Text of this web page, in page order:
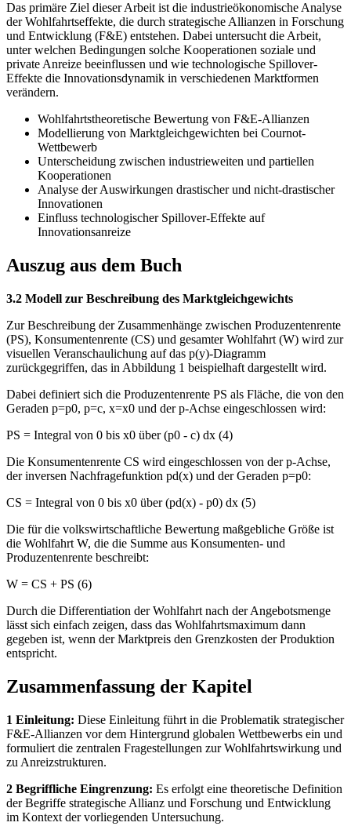
Das primäre Ziel dieser Arbeit ist die industrieökonomische Analyse
der Wohlfahrtseffekte, die durch strategische Allianzen in Forschung
und Entwicklung (F&E) entstehen. Dabei untersucht die Arbeit,
unter welchen Bedingungen solche Kooperationen soziale und
private Anreize beeinflussen und wie technologische Spillover-
Effekte die Innovationsdynamik in verschiedenen Marktformen
verändern.
Wohlfahrtstheoretische Bewertung von F&E-Allianzen
Modellierung von Marktgleichgewichten bei Cournot-
Wettbewerb
Unterscheidung zwischen industrieweiten und partiellen
Kooperationen
Analyse der Auswirkungen drastischer und nicht-drastischer
Innovationen
Einfluss technologischer Spillover-Effekte auf
Innovationsanreize
Auszug aus dem Buch
3.2 Modell zur Beschreibung des Marktgleichgewichts
Zur Beschreibung der Zusammenhänge zwischen Produzentenrente
(PS), Konsumentenrente (CS) und gesamter Wohlfahrt (W) wird zur
visuellen Veranschaulichung auf das p(y)-Diagramm
zurückgegriffen, das in Abbildung 1 beispielhaft dargestellt wird.
Dabei definiert sich die Produzentenrente PS als Fläche, die von den
Geraden p=p0, p=c, x=x0 und der p-Achse eingeschlossen wird:
PS = Integral von 0 bis x0 über (p0 - c) dx (4)
Die Konsumentenrente CS wird eingeschlossen von der p-Achse,
der inversen Nachfragefunktion pd(x) und der Geraden p=p0:
CS = Integral von 0 bis x0 über (pd(x) - p0) dx (5)
Die für die volkswirtschaftliche Bewertung maßgebliche Größe ist
die Wohlfahrt W, die die Summe aus Konsumenten- und
Produzentenrente beschreibt:
W = CS + PS (6)
Durch die Differentiation der Wohlfahrt nach der Angebotsmenge
lässt sich einfach zeigen, dass das Wohlfahrtsmaximum dann
gegeben ist, wenn der Marktpreis den Grenzkosten der Produktion
entspricht.
Zusammenfassung der Kapitel
1 Einleitung: Diese Einleitung führt in die Problematik strategischer
F&E-Allianzen vor dem Hintergrund globalen Wettbewerbs ein und
formuliert die zentralen Fragestellungen zur Wohlfahrtswirkung und
zu Anreizstrukturen.
2 Begriffliche Eingrenzung: Es erfolgt eine theoretische Definition
der Begriffe strategische Allianz und Forschung und Entwicklung
im Kontext der vorliegenden Untersuchung.